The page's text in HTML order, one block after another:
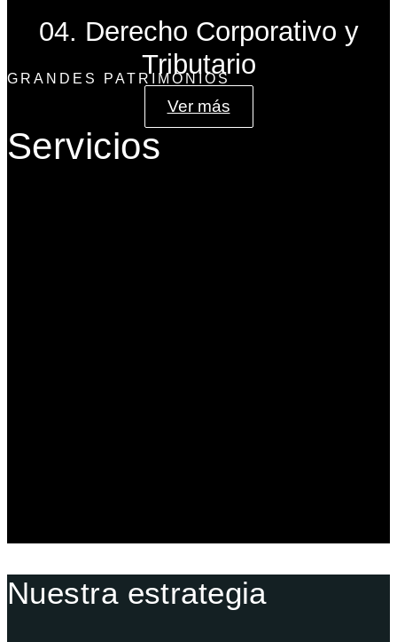
04. Derecho Corporativo y
Tributario
Ver más
GRANDES PATRIMONIOS
Servicios
Nuestra estrategia